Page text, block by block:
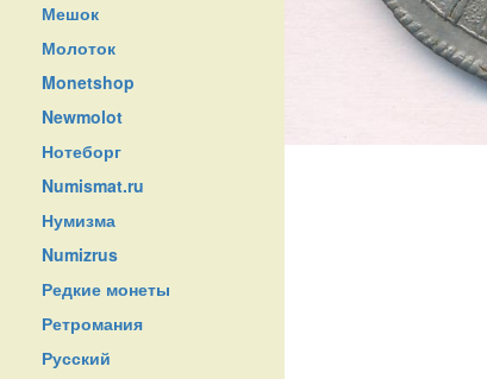
Мешок
Молоток
Monetshop
Newmolot
Нотеборг
Numismat.ru
Нумизма
Numizrus
Редкие монеты
Ретромания
Русский